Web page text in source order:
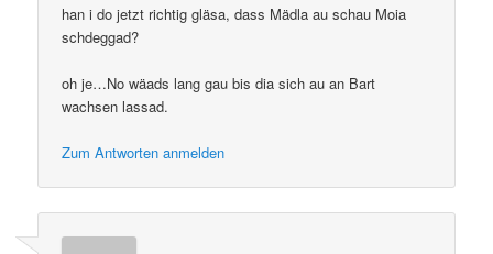
han i do jetzt richtig gläsa, dass Mädla au schau Moia
schdeggad?
oh je…No wäads lang gau bis dia sich au an Bart
wachsen lassad.
Zum Antworten anmelden